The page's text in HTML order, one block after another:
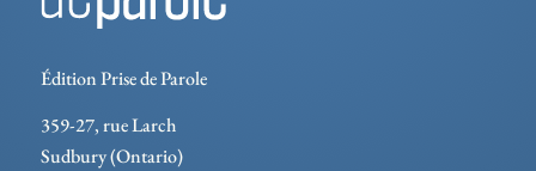
Édition Prise de Parole
359-27, rue Larch
Sudbury (Ontario)